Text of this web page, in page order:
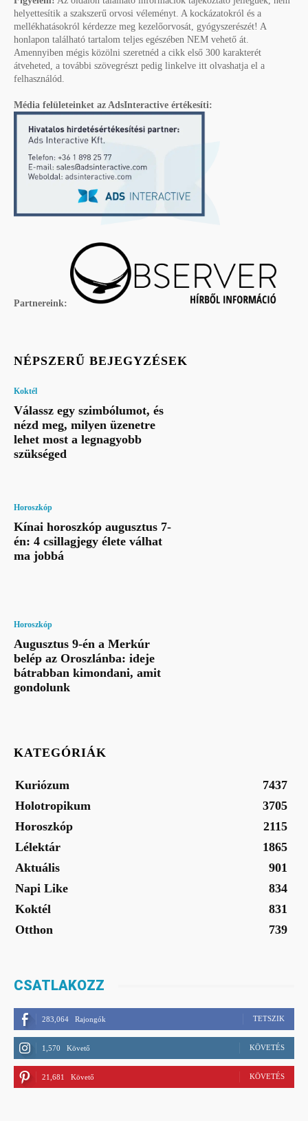
helyettesítik a szakszerű orvosi véleményt. A kockázatokról és a
mellékhatásokról kérdezze meg kezelőorvosát, gyógyszerészét! A
honlapon található tartalom teljes egészében NEM vehető át.
Amennyiben mégis közölni szeretnéd a cikk első 300 karakterét
átveheted, a további szövegrészt pedig linkelve itt olvashatja el a
felhasználód.
Média felületeinket az AdsInteractive értékesíti:
Partnereink:
NÉPSZERŰ BEJEGYZÉSEK
Koktél
Válassz egy szimbólumot, és
nézd meg, milyen üzenetre
lehet most a legnagyobb
szükséged
Horoszkóp
Kínai horoszkóp augusztus 7-
én: 4 csillagjegy élete válhat
ma jobbá
Horoszkóp
Augusztus 9-én a Merkúr
belép az Oroszlánba: ideje
bátrabban kimondani, amit
gondolunk
KATEGÓRIÁK
Kuriózum
7437
Holotropikum
3705
Horoszkóp
2115
Lélektár
1865
Aktuális
901
Napi Like
834
Koktél
831
Otthon
739
CSATLAKOZZ
283,064 Rajongók TETSZIK
1,570 Követő KÖVETÉS
21,681 Követő KÖVETÉS